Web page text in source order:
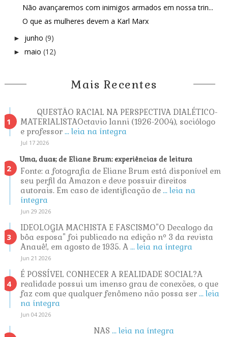
Não avançaremos com inimigos armados em nossa trin...
O que as mulheres devem a Karl Marx
► junho (9)
► maio (12)
Mais Recentes
QUESTÃO RACIAL NA PERSPECTIVA DIALÉTICO-
MATERIALISTAOctavio Ianni (1926-2004), sociólogo
e professor ... leia na íntegra
Jul 17 2026
Uma, duas; de Eliane Brum: experiências de leitura
Fonte: a fotografia de Eliane Brum está disponível em
seu perfil da Amazon e deve possuir direitos
autorais. Em caso de identificação de ... leia na
íntegra
Jun 29 2026
IDEOLOGIA MACHISTA E FASCISMO"O Decalogo da
bôa esposa" foi publicado na edição nº 3 da revista
Anauê!, em agosto de 1935. A ... leia na íntegra
Jun 21 2026
É POSSÍVEL CONHECER A REALIDADE SOCIAL?A
realidade possui um imenso grau de conexões, o que
faz com que qualquer fenômeno não possa ser ... leia
na íntegra
Jun 04 2026
NAS ... leia na íntegra